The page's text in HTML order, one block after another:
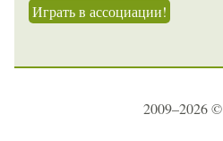
Играть в ассоциации!
2009–2026 ©